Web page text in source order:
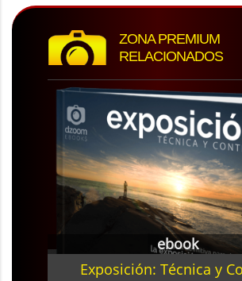
ZONA PREMIUM
RELACIONADOS
ebook
Exposición: Técnica y